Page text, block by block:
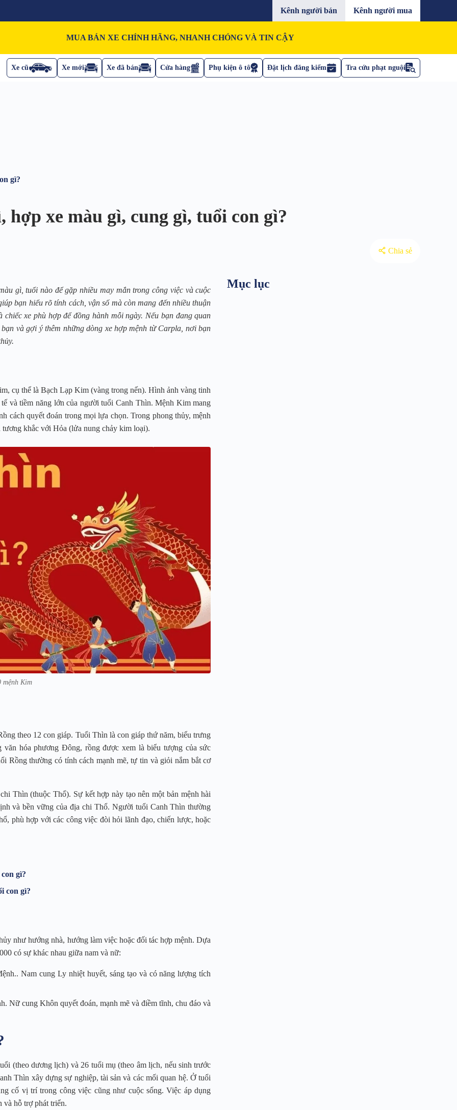
Kênh người bán Kênh người mua
MUA BÁN XE CHÍNH HÃNG, NHANH CHÓNG VÀ TIN CẬY
Xe cũ Xe mới Xe đã bán Cửa hàng Phụ kiện ô tô Đặt lịch đăng kiểm Tra cứu phạt nguội
gì?
hợp xe màu gì, cung gì, tuổi con gì?
Chia sẻ
gì, tuổi nào để gặp nhiều may mắn trong công việc và cuộc
bạn hiểu rõ tính cách, vận số mà còn mang đến nhiều thuận
xe phù hợp để đồng hành mỗi ngày. Nếu bạn đang quan
và gợi ý thêm những dòng xe hợp mệnh từ Carpla, nơi bạn
cụ thể là Bạch Lạp Kim (vàng trong nến). Hình ảnh vàng tinh
và tiềm năng lớn của người tuổi Canh Thìn. Mệnh Kim mang
cách quyết đoán trong mọi lựa chọn. Trong phong thủy, mệnh
khắc với Hỏa (lửa nung chảy kim loại).
mệnh Kim
theo 12 con giáp. Tuổi Thìn là con giáp thứ năm, biểu trưng
hóa phương Đông, rồng được xem là biểu tượng của sức
Rồng thường có tính cách mạnh mẽ, tự tin và giỏi nắm bắt cơ
Thìn (thuộc Thổ). Sự kết hợp này tạo nên một bản mệnh hài
và bền vững của địa chi Thổ. Người tuổi Canh Thìn thường
phù hợp với các công việc đòi hỏi lãnh đạo, chiến lược, hoặc
gì?
con gì?
như hướng nhà, hướng làm việc hoặc đối tác hợp mệnh. Dựa
có sự khác nhau giữa nam và nữ:
Nam cung Ly nhiệt huyết, sáng tạo và có năng lượng tích
Nữ cung Khôn quyết đoán, mạnh mẽ và điềm tĩnh, chu đáo và
(theo dương lịch) và 26 tuổi mụ (theo âm lịch, nếu sinh trước
Thìn xây dựng sự nghiệp, tài sản và các mối quan hệ. Ở tuổi
cố vị trí trong công việc cũng như cuộc sống. Việc áp dụng
và hỗ trợ phát triển.
Mục lục